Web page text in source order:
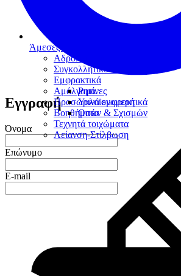
Άμεσες Αποκαταστάσεις
Αδροποιήσεις
Συγκολλητικοί παράγοντες
Εμφρακτικά
Ρητίνες
Υαλοϊονομερή
Οπών & Σχισμών
Αμάλγαμα
Προσωρινά εμφρακτικά
Βοηθήματα
Τεχνητά τοιχώματα
Λείανση-Στίλβωση
Εγγραφή
Όνομα
Επώνυμο
E-mail